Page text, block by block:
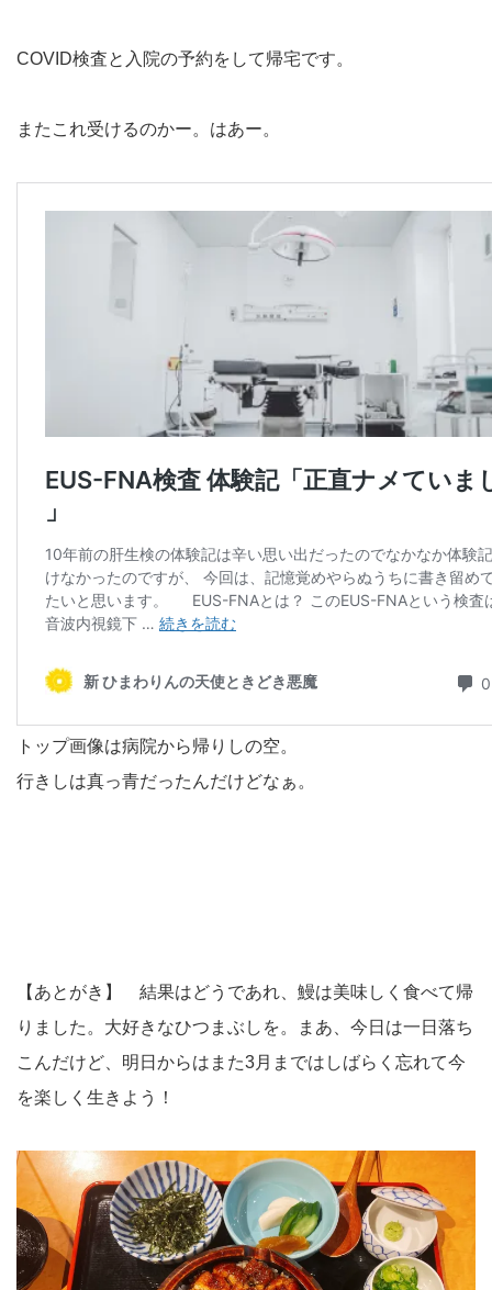
COVID検査と入院の予約をして帰宅です。
またこれ受けるのかー。はあー。
トップ画像は病院から帰りしの空。
行きしは真っ青だったんだけどなぁ。
【あとがき】 結果はどうであれ、鰻は美味しく食べて帰
りました。大好きなひつまぶしを。まあ、今日は一日落ち
こんだけど、明日からはまた3月まではしばらく忘れて今
を楽しく生きよう！